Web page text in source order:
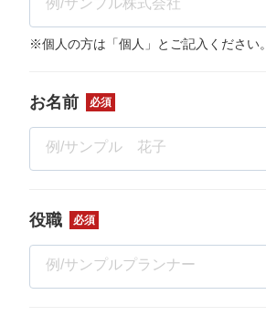
※個人の方は「個人」とご記入ください。
お名前 必須
役職 必須